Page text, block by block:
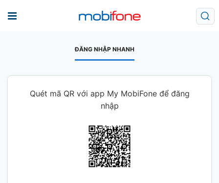
ĐĂNG NHẬP NHANH
Quét mã QR với app My MobiFone để đăng
nhập